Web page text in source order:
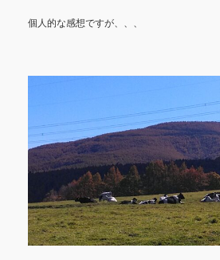
個人的な感想ですが、、、